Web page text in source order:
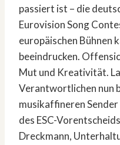
passiert ist – die
Eurovision Song
europäischen Bühnen
beeindrucken.
Mut und Kreativität.
Verantwortlichen nun
musikaffineren
des ESC-
Dreckmann,